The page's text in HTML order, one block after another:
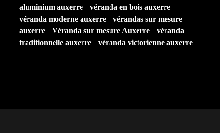
aluminium auxerre
véranda en bois auxerre
véranda moderne auxerre
vérandas sur mesure
auxerre
Véranda sur mesure Auxerre
véranda
traditionnelle auxerre
véranda victorienne auxerre